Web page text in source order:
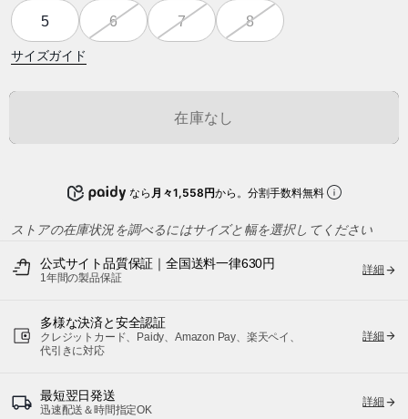
5 6 7 8
サイズガイド
在庫なし
なら 月々1,558円から。分割手数料無料
ストアの在庫状況を調べるにはサイズと幅を選択してください
公式サイト品質保証｜全国送料一律630円
1年間の製品保証
詳細
多様な決済と安全認証
クレジットカード、Paidy、Amazon Pay、楽天ペイ、
代引きに対応
詳細
最短翌日発送
迅速配送＆時間指定OK
詳細